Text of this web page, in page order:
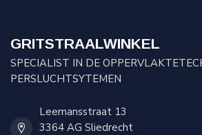
GRITSTRAALWINKEL
SPECIALIST IN DE
PERSLUCHTSYTEMEN
Leemansstraat 13
3364 AG Sliedrecht